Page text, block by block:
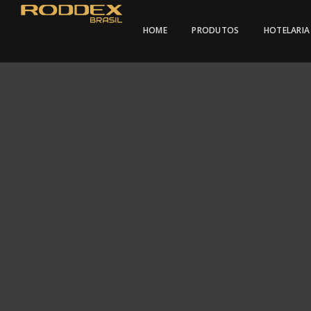
HOME PRODUTOS HOTELARIA